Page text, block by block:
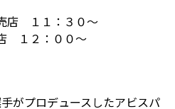
店 １１：３０～
１２：００～
がプロデュースしたアビスパ